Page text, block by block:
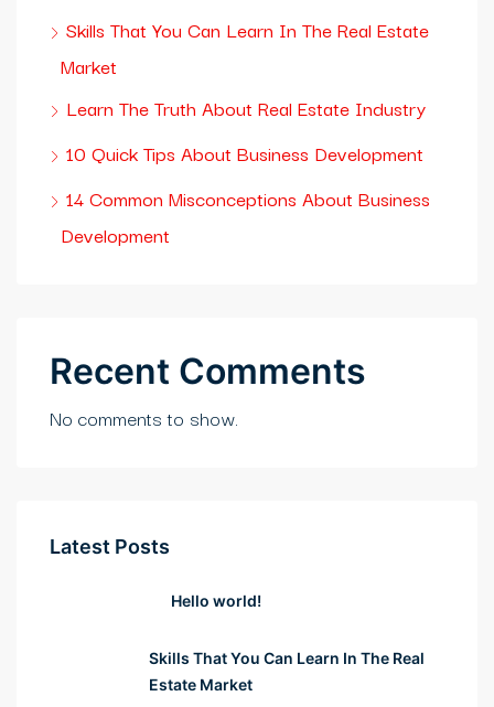
Skills That You Can Learn In The Real Estate
Market
Learn The Truth About Real Estate Industry
10 Quick Tips About Business Development
14 Common Misconceptions About Business
Development
Recent Comments
No comments to show.
Latest Posts
Hello world!
Skills That You Can Learn In The Real
Estate Market